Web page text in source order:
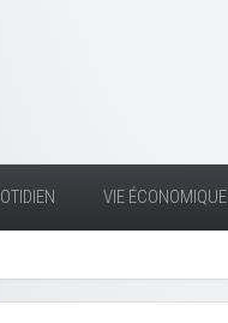
VIE ÉCONOMIQUE